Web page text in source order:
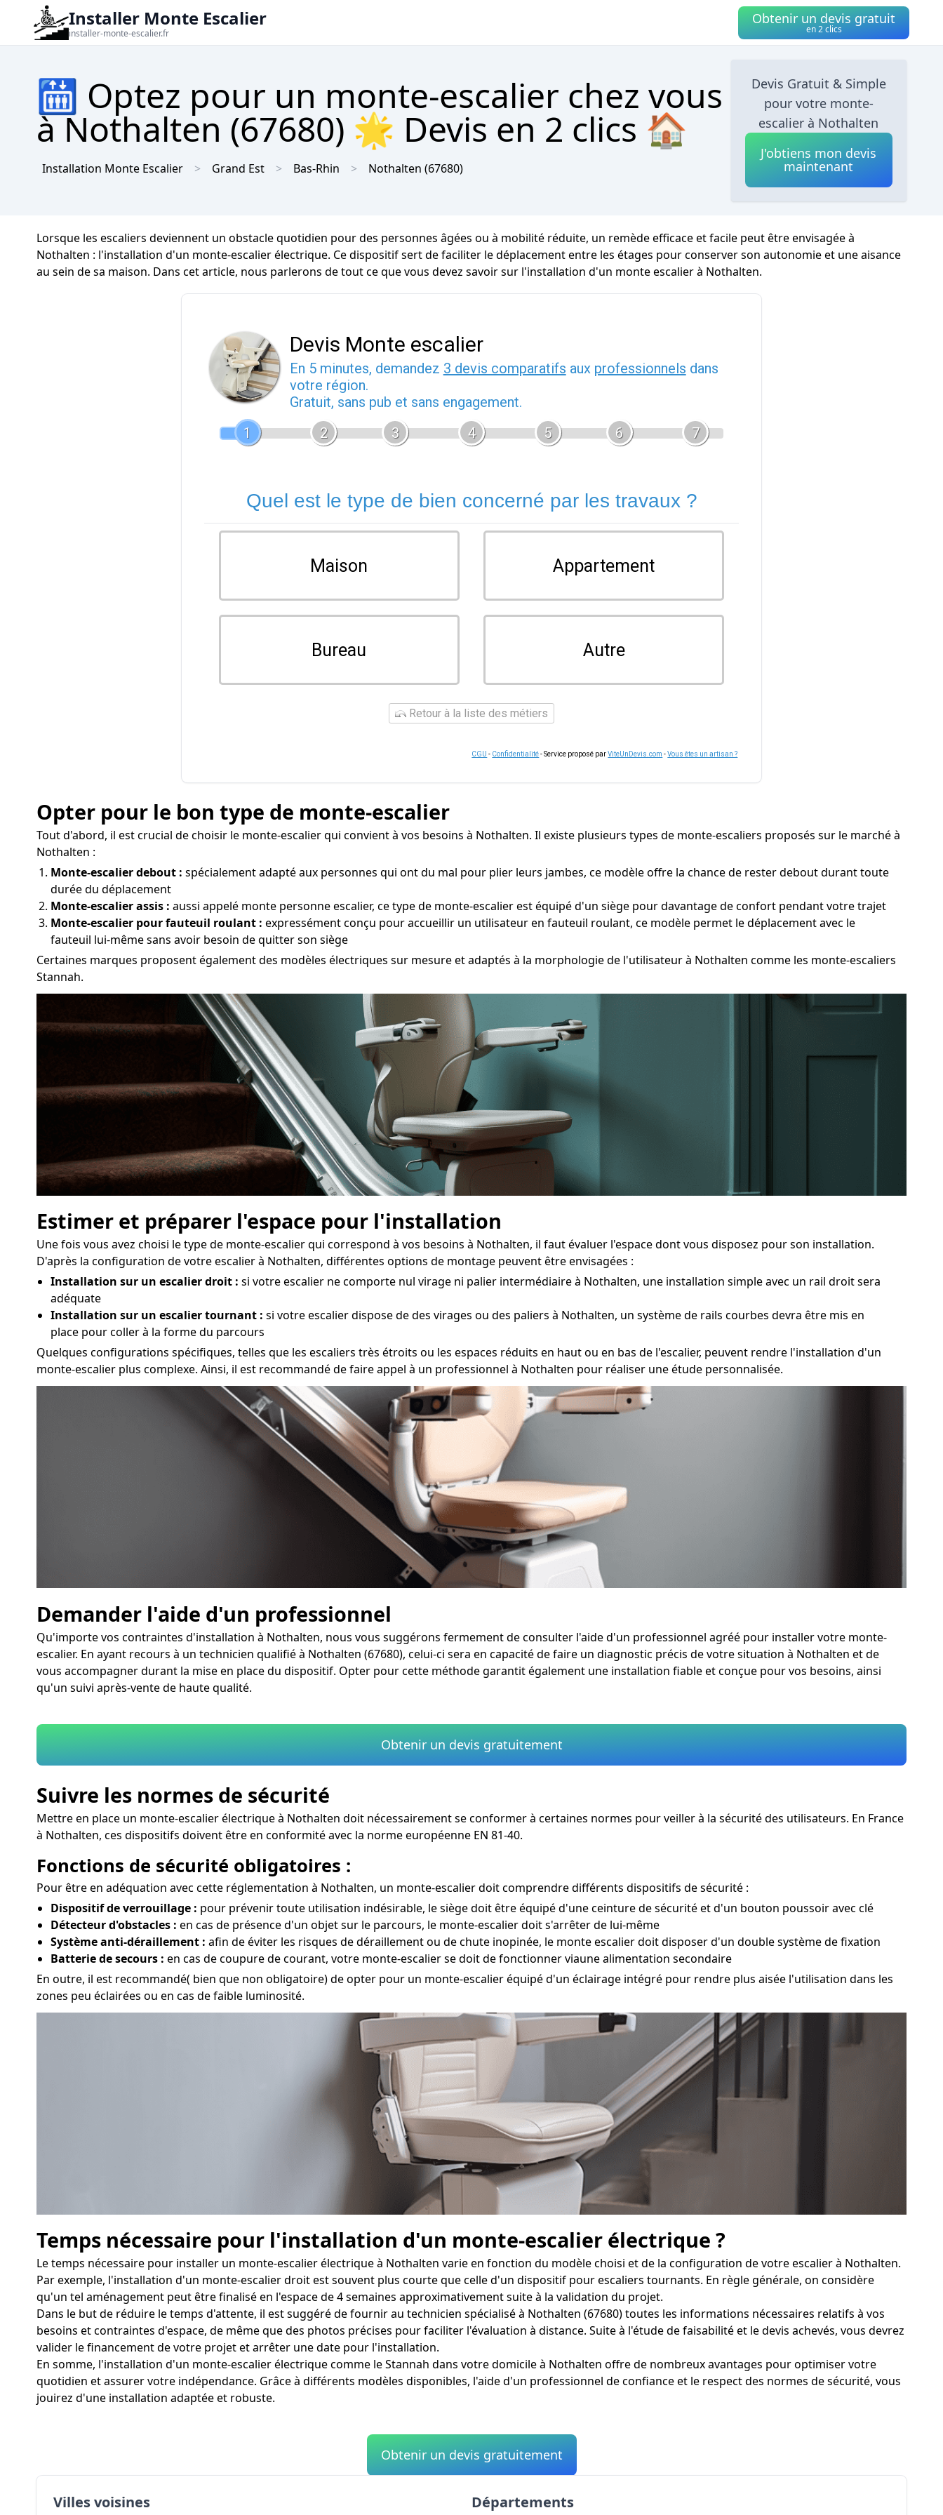
Installer Monte Escalier
installer-monte-escalier.fr
Obtenir un devis gratuit
en 2 clics
🛗 Optez pour un monte-escalier chez vous
à Nothalten (67680) 🌟 Devis en 2 clics 🏠
Installation Monte Escalier Grand Est Bas-Rhin Nothalten (67680)
Devis Gratuit & Simple
pour votre monte-
escalier à Nothalten
J'obtiens mon devis
maintenant
Lorsque les escaliers deviennent un obstacle quotidien pour des personnes âgées ou à mobilité réduite, un remède efficace et facile peut être envisagée à
Nothalten : l'installation d'un monte-escalier électrique. Ce dispositif sert de faciliter le déplacement entre les étages pour conserver son autonomie et une aisance
au sein de sa maison. Dans cet article, nous parlerons de tout ce que vous devez savoir sur l'installation d'un monte escalier à Nothalten.
Devis Monte escalier
En 5 minutes, demandez 3 devis comparatifs aux professionnels dans
votre région.
Gratuit, sans pub et sans engagement.
1
2 3 4 5 6 7
Quel est le type de bien concerné par les travaux ?
Maison Appartement
Bureau Autre
Retour à la liste des métiers
CGU - Confidentialité- Service proposé parViteUnDevis.com -Vous êtes un artisan ?
Opter pour le bon type de monte-escalier
Tout d'abord, il est crucial de choisir le monte-escalier qui convient à vos besoins à Nothalten. Il existe plusieurs types de monte-escaliers proposés sur le marché à
Nothalten :
Monte-escalier debout : spécialement adapté aux personnes qui ont du mal pour plier leurs jambes, ce modèle offre la chance de rester debout durant toute
durée du déplacement
Monte-escalier assis : aussi appelé monte personne escalier, ce type de monte-escalier est équipé d'un siège pour davantage de confort pendant votre trajet
Monte-escalier pour fauteuil roulant : expressément conçu pour accueillir un utilisateur en fauteuil roulant, ce modèle permet le déplacement avec le
fauteuil lui-même sans avoir besoin de quitter son siège
Certaines marques proposent également des modèles électriques sur mesure et adaptés à la morphologie de l'utilisateur à Nothalten comme les monte-escaliers
Stannah.
Estimer et préparer l'espace pour l'installation
Une fois vous avez choisi le type de monte-escalier qui correspond à vos besoins à Nothalten, il faut évaluer l'espace dont vous disposez pour son installation.
D'après la configuration de votre escalier à Nothalten, différentes options de montage peuvent être envisagées :
Installation sur un escalier droit : si votre escalier ne comporte nul virage ni palier intermédiaire à Nothalten, une installation simple avec un rail droit sera
adéquate
Installation sur un escalier tournant : si votre escalier dispose de des virages ou des paliers à Nothalten, un système de rails courbes devra être mis en
place pour coller à la forme du parcours
Quelques configurations spécifiques, telles que les escaliers très étroits ou les espaces réduits en haut ou en bas de l'escalier, peuvent rendre l'installation d'un
monte-escalier plus complexe. Ainsi, il est recommandé de faire appel à un professionnel à Nothalten pour réaliser une étude personnalisée.
Demander l'aide d'un professionnel
Qu'importe vos contraintes d'installation à Nothalten, nous vous suggérons fermement de consulter l'aide d'un professionnel agréé pour installer votre monte-
escalier. En ayant recours à un technicien qualifié à Nothalten (67680), celui-ci sera en capacité de faire un diagnostic précis de votre situation à Nothalten et de
vous accompagner durant la mise en place du dispositif. Opter pour cette méthode garantit également une installation fiable et conçue pour vos besoins, ainsi
qu'un suivi après-vente de haute qualité.
Obtenir un devis gratuitement
Suivre les normes de sécurité
Mettre en place un monte-escalier électrique à Nothalten doit nécessairement se conformer à certaines normes pour veiller à la sécurité des utilisateurs. En France
à Nothalten, ces dispositifs doivent être en conformité avec la norme européenne EN 81-40.
Fonctions de sécurité obligatoires :
Pour être en adéquation avec cette réglementation à Nothalten, un monte-escalier doit comprendre différents dispositifs de sécurité :
Dispositif de verrouillage : pour prévenir toute utilisation indésirable, le siège doit être équipé d'une ceinture de sécurité et d'un bouton poussoir avec clé
Détecteur d'obstacles : en cas de présence d'un objet sur le parcours, le monte-escalier doit s'arrêter de lui-même
Système anti-déraillement : afin de éviter les risques de déraillement ou de chute inopinée, le monte escalier doit disposer d'un double système de fixation
Batterie de secours : en cas de coupure de courant, votre monte-escalier se doit de fonctionner viaune alimentation secondaire
En outre, il est recommandé( bien que non obligatoire) de opter pour un monte-escalier équipé d'un éclairage intégré pour rendre plus aisée l'utilisation dans les
zones peu éclairées ou en cas de faible luminosité.
Temps nécessaire pour l'installation d'un monte-escalier électrique ?
Le temps nécessaire pour installer un monte-escalier électrique à Nothalten varie en fonction du modèle choisi et de la configuration de votre escalier à Nothalten.
Par exemple, l'installation d'un monte-escalier droit est souvent plus courte que celle d'un dispositif pour escaliers tournants. En règle générale, on considère
qu'un tel aménagement peut être finalisé en l'espace de 4 semaines approximativement suite à la validation du projet.
Dans le but de réduire le temps d'attente, il est suggéré de fournir au technicien spécialisé à Nothalten (67680) toutes les informations nécessaires relatifs à vos
besoins et contraintes d'espace, de même que des photos précises pour faciliter l'évaluation à distance. Suite à l'étude de faisabilité et le devis achevés, vous devrez
valider le financement de votre projet et arrêter une date pour l'installation.
En somme, l'installation d'un monte-escalier électrique comme le Stannah dans votre domicile à Nothalten offre de nombreux avantages pour optimiser votre
quotidien et assurer votre indépendance. Grâce à différents modèles disponibles, l'aide d'un professionnel de confiance et le respect des normes de sécurité, vous
jouirez d'une installation adaptée et robuste.
Obtenir un devis gratuitement
Villes voisines Départements